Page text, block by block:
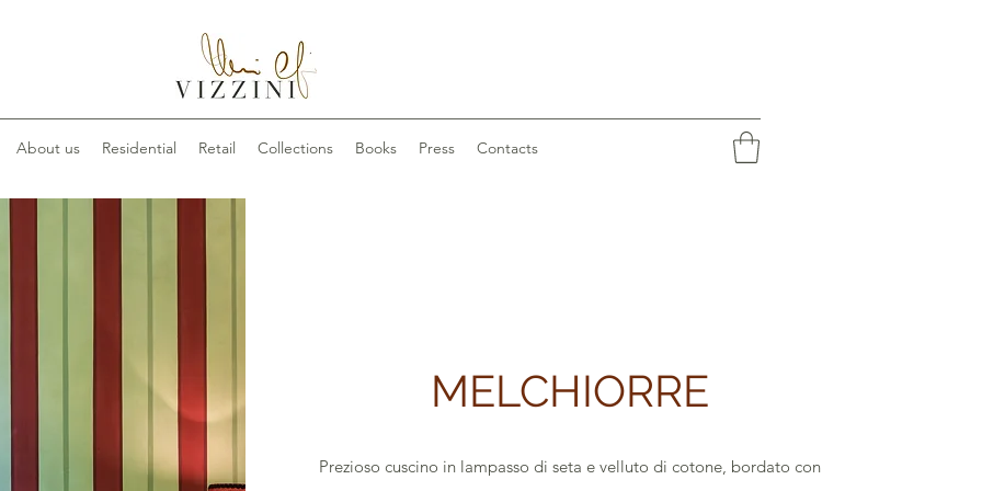
About us Residential Retail Collections Books Press Contacts
MELCHIORRE
Prezioso cuscino in lampasso di seta e velluto di cotone, bordato con